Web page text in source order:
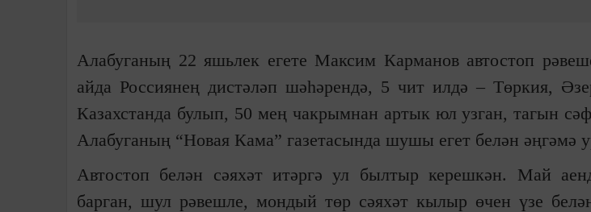
Алабуганың 22 яшьлек егете Максим Карманов автостоп
айда Россиянең дистәләп шәһәрендә, 5 чит илдә – Төркия,
Казахстанда булып, 50 мең чакрымнан артык юл узган, тагын
Алабуганың “Новая Кама” газетасында шушы егет белән әңгәмә
Автостоп белән сәяхәт итәргә ул былтыр керешкән. Май
барган, шул рәвешле, мондый төр сәяхәт кылыр өчен үзе